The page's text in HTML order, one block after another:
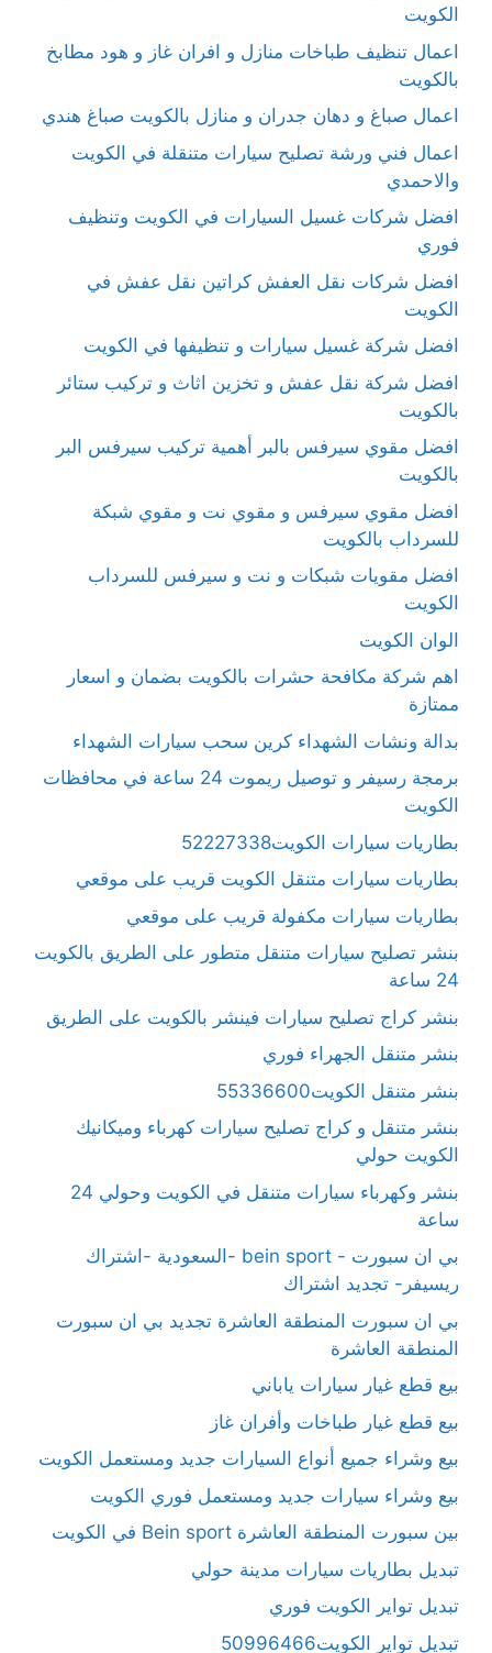
الكويت
اعمال تنظيف طباخات منازل و افران غاز و هود مطابخ
بالكويت
اعمال صباغ و دهان جدران و منازل بالكويت صباغ هندي
اعمال فني ورشة تصليح سيارات متنقلة في الكويت
والاحمدي
افضل شركات غسيل السيارات في الكويت وتنظيف
فوري
افضل شركات نقل العفش كراتين نقل عفش في
الكويت
افضل شركة غسيل سيارات و تنظيفها في الكويت
افضل شركة نقل عفش و تخزين اثاث و تركيب ستائر
بالكويت
افضل مقوي سيرفس بالبر أهمية تركيب سيرفس البر
بالكويت
افضل مقوي سيرفس و مقوي نت و مقوي شبكة
للسرداب بالكويت
افضل مقويات شبكات و نت و سيرفس للسرداب
الكويت
الوان الكويت
اهم شركة مكافحة حشرات بالكويت بضمان و اسعار
ممتازة
بدالة ونشات الشهداء كرين سحب سيارات الشهداء
برمجة رسيفر و توصيل ريموت 24 ساعة في محافظات
الكويت
بطاريات سيارات الكويت52227338
بطاريات سيارات متنقل الكويت قريب على موقعي
بطاريات سيارات مكفولة قريب على موقعي
بنشر تصليح سيارات متنقل متطور على الطريق بالكويت
24 ساعة
بنشر كراج تصليح سيارات فينشر بالكويت على الطريق
بنشر متنقل الجهراء فوري
بنشر متنقل الكويت55336600
بنشر متنقل و كراج تصليح سيارات كهرباء وميكانيك
الكويت حولي
بنشر وكهرباء سيارات متنقل في الكويت وحولي 24
ساعة
بي ان سبورت - bein sport -السعودية -اشتراك
ريسيفر- تجديد اشتراك
بي ان سبورت المنطقة العاشرة تجديد بي ان سبورت
المنطقة العاشرة
بيع قطع غيار سيارات ياباني
بيع قطع غيار طباخات وأفران غاز
بيع وشراء جميع أنواع السيارات جديد ومستعمل الكويت
بيع وشراء سيارات جديد ومستعمل فوري الكويت
بين سبورت المنطقة العاشرة Bein sport في الكويت
تبديل بطاريات سيارات مدينة حولي
تبديل تواير الكويت فوري
تبديل تواير الكويت50996466